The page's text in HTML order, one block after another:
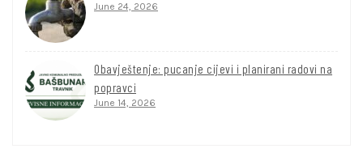
June 24, 2026
Obavještenje: pucanje cijevi i planirani radovi na
popravci
June 14, 2026